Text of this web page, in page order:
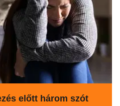
előtt három szót